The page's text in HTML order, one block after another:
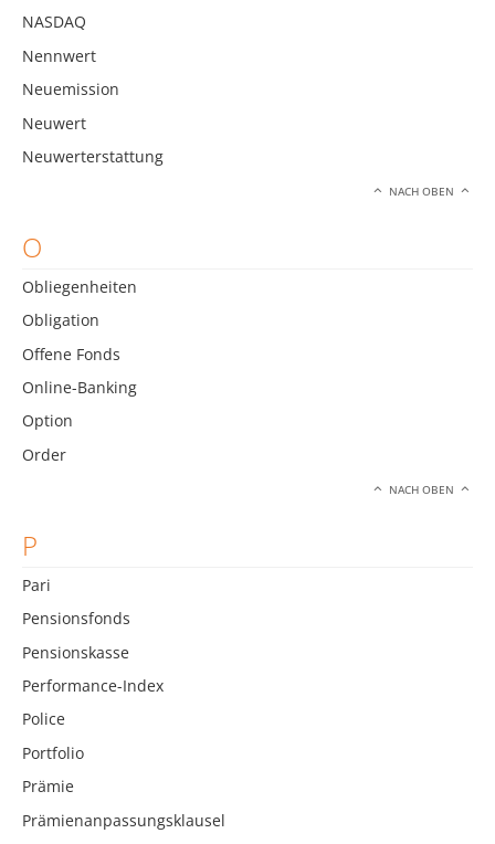
NASDAQ
Nennwert
Neuemission
Neuwert
Neuwerterstattung
NACH OBEN
O
Obliegenheiten
Obligation
Offene Fonds
Online-Banking
Option
Order
NACH OBEN
P
Pari
Pensionsfonds
Pensionskasse
Performance-Index
Police
Portfolio
Prämie
Prämienanpassungsklausel